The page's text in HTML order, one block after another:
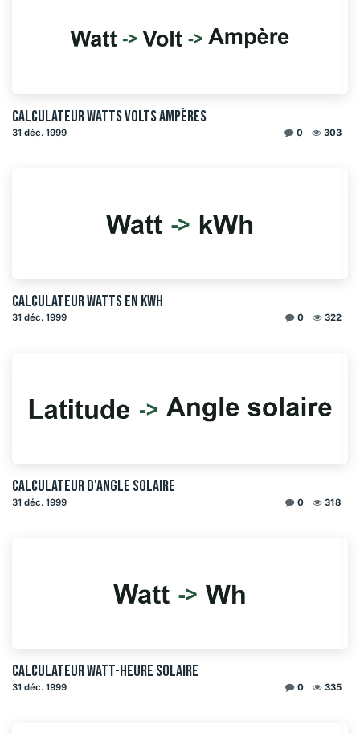
Calculateur watts volts ampères
31 déc. 1999 0 303
Calculateur watts en kWh
31 déc. 1999 0 322
Calculateur d'angle solaire
31 déc. 1999 0 318
Calculateur watt-heure solaire
31 déc. 1999 0 335